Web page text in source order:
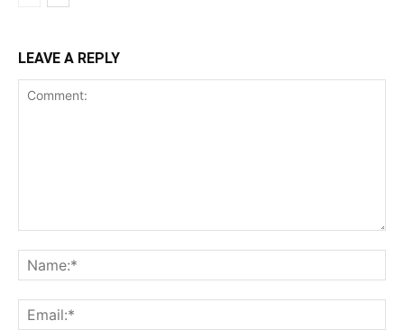
LEAVE A REPLY